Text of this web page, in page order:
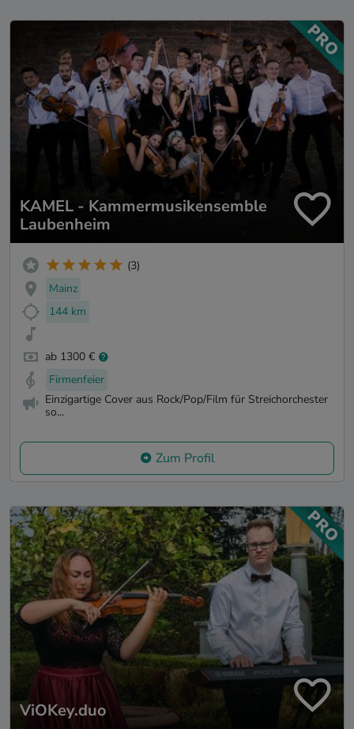
KAMEL - Kammermusikensemble
Laubenheim
(3)
Mainz
144 km
ab 1300 €
Firmenfeier
Einzigartige Cover aus Rock/Pop/Film für Streichorchester
so...
Zum Profil
ViOKey.duo